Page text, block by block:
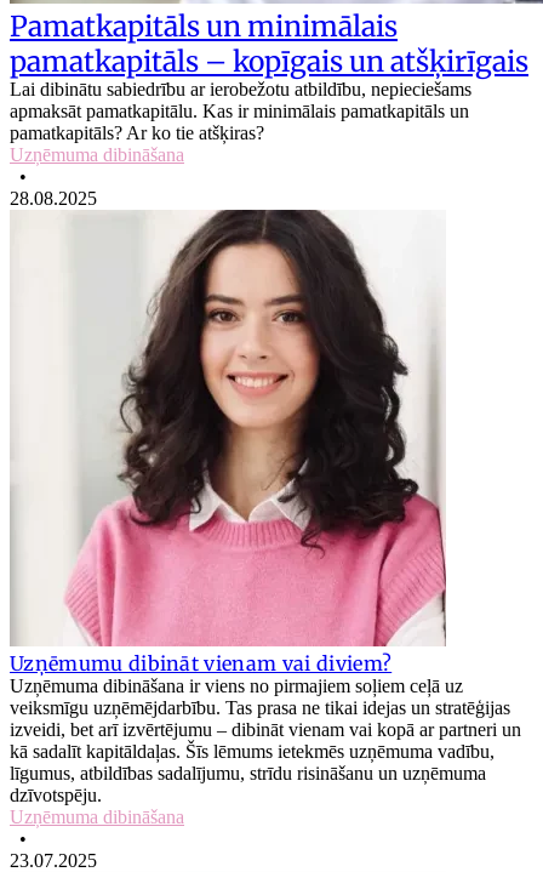
Pamatkapitāls un minimālais
pamatkapitāls – kopīgais un atšķirīgais
Lai dibinātu sabiedrību ar ierobežotu atbildību, nepieciešams
apmaksāt pamatkapitālu. Kas ir minimālais pamatkapitāls un
pamatkapitāls? Ar ko tie atšķiras?
Uzņēmuma dibināšana
•
28.08.2025
Uzņēmumu dibināt vienam vai diviem?
Uzņēmuma dibināšana ir viens no pirmajiem soļiem ceļā uz
veiksmīgu uzņēmējdarbību. Tas prasa ne tikai idejas un stratēģijas
izveidi, bet arī izvērtējumu – dibināt vienam vai kopā ar partneri un
kā sadalīt kapitāldaļas. Šīs lēmums ietekmēs uzņēmuma vadību,
līgumus, atbildības sadalījumu, strīdu risināšanu un uzņēmuma
dzīvotspēju.
Uzņēmuma dibināšana
•
23.07.2025